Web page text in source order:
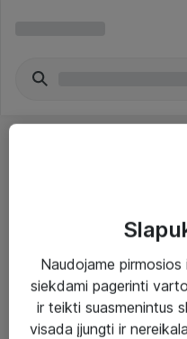
Paslaugos
Sprendimai
Naudojame
siekdami pagerinti
ir teikti suasmenintus
visada įjungti ir